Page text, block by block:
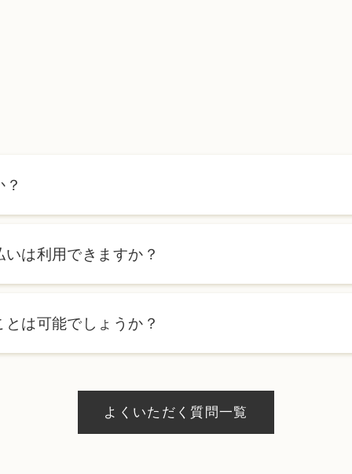
は利用できますか？
は可能でしょうか？
よくいただく質問一覧